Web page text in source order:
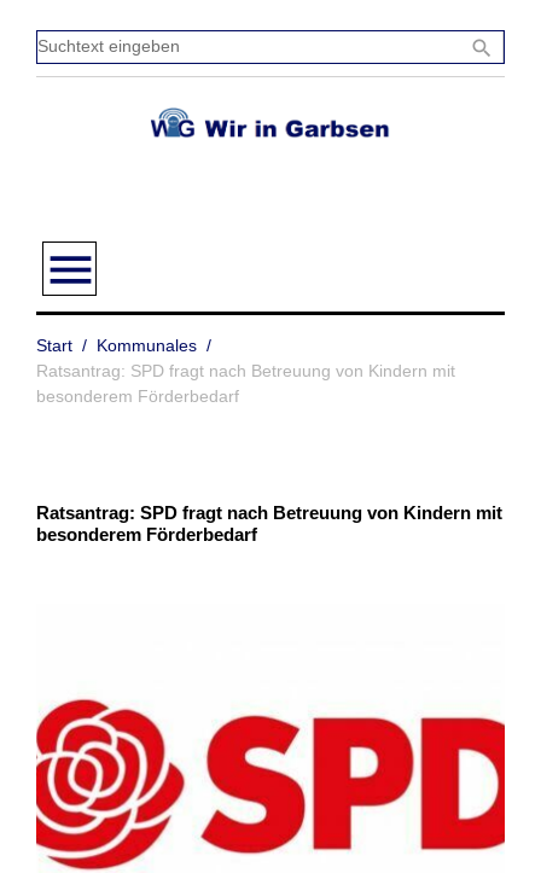
Inhalt
springen
search
menu
Start / Kommunales /
Ratsantrag: SPD fragt nach Betreuung von Kindern mit
besonderem Förderbedarf
Ratsantrag: SPD fragt nach Betreuung von Kindern mit
besonderem Förderbedarf